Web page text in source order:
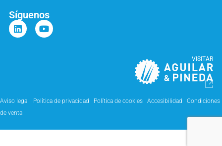
Síguenos
VISITAR
Aviso legal Política de privacidad Política de cookies Accesibilidad
Condiciones
de venta